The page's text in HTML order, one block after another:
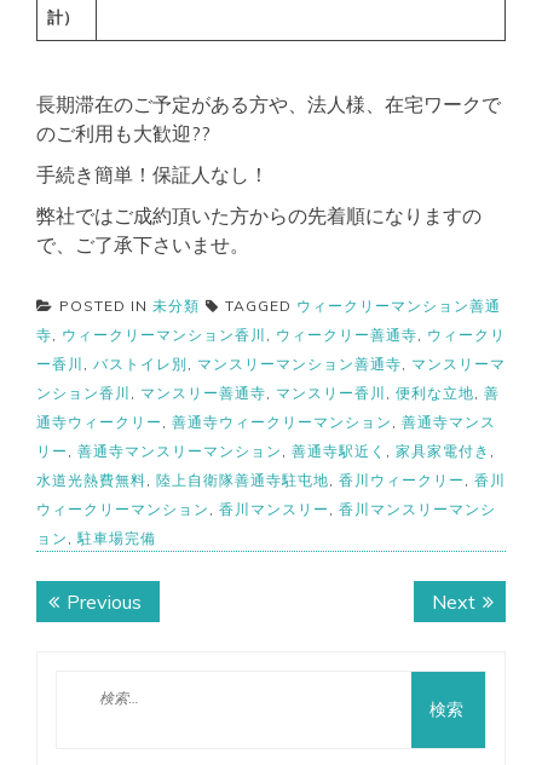
計）
長期滞在のご予定がある方や、法人様、在宅ワークで
のご利用も大歓迎?‍?‍
手続き簡単！保証人なし！
弊社ではご成約頂いた方からの先着順になりますの
で、ご了承下さいませ。
POSTED IN 未分類 TAGGED ウィークリーマンション善通
寺
ウィークリーマンション香川 ウィークリー善通寺
ウィークリ
ー香川
バストイレ別 マンスリーマンション善通寺
マンスリーマ
ンション香川
マンスリー善通寺 マンスリー香川 便利な立地 善
通寺ウィークリー
善通寺ウィークリーマンション
善通寺マンス
リー
善通寺マンスリーマンション 善通寺駅近く 家具家電付き
水道光熱費無料 陸上自衛隊善通寺駐屯地 香川ウィークリー
香川
ウィークリーマンション
香川マンスリー
香川マンスリーマンシ
ョン
駐車場完備
投Previous
post:
NextNext
post: